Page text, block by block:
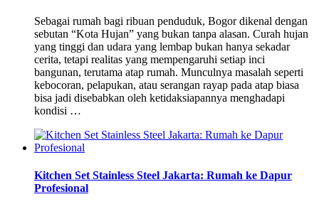
Sebagai rumah bagi ribuan penduduk, Bogor dikenal dengan
sebutan “Kota Hujan” yang bukan tanpa alasan. Curah hujan
yang tinggi dan udara yang lembap bukan hanya sekadar
cerita, tetapi realitas yang mempengaruhi setiap inci
bangunan, terutama atap rumah. Munculnya masalah seperti
kebocoran, pelapukan, atau serangan rayap pada atap biasa
bisa jadi disebabkan oleh ketidaksiapannya menghadapi
kondisi …
Kitchen Set Stainless Steel Jakarta: Rumah ke Dapur
Profesional